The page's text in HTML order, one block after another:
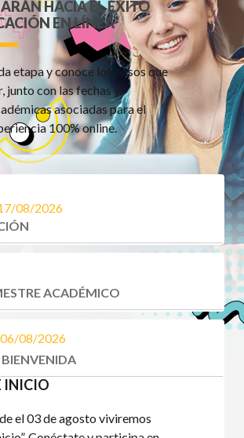
HACIA EL ÉXITO
EN LÍNEA
etapa y conoce los pasos que
junto con las fechas y
asociadas para el
100% online.
08/2026
ACADÉMICO
08/2026
INICIO
el 03 de agosto viviremos